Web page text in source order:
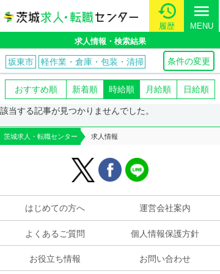
履歴
menu
MENU
求人情報・検索結果
条件の変更
坂東市 軽作業・倉庫・包装・清掃
おすすめ順 新着順 時給順 月給順 日給順
該当する記事が見つかりませんでした。
茨城求人・転職センター 求人情報
はじめての方へ 運営会社案内
よくあるご質問 個人情報保護方針
お役立ち情報 お問い合わせ